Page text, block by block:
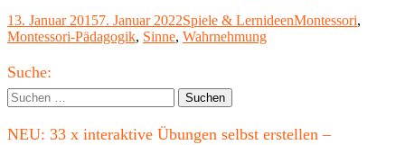
Hilf
Veröffentlicht
am
13. Januar 20157. Januar 2022Kategorien
Spiele & LernideenSchlagwörter
Montessori,
Montessori-Pädagogik, Sinne, Wahrnehmung
Haupt-
Seitenleiste
Suche:
Suchen
nach:
NEU: 33 x interaktive Übungen selbst erstellen –